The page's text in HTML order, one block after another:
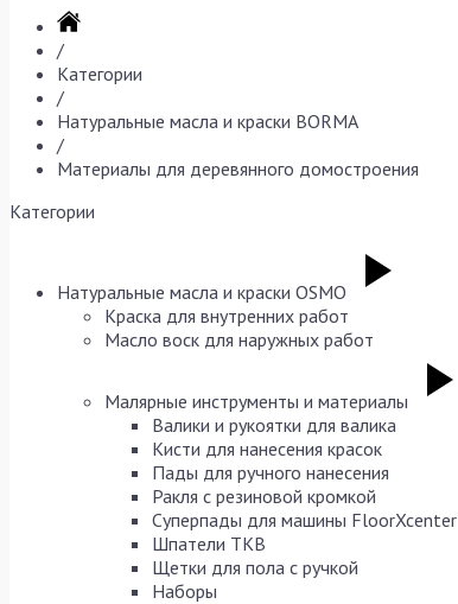
/
Категории
/
Натуральные масла и краски BORMA
/
Материалы для деревянного домостроения
Категории
Натуральные масла и краски OSMO
Краска для внутренних работ
Масло воск для наружных работ
Малярные инструменты и материалы
Валики и рукоятки для валика
Кисти для нанесения красок
Пады для ручного нанесения
Ракля с резиновой кромкой
Суперпады для машины FloorXcenter
Шпатели TKB
Щетки для пола с ручкой
Наборы